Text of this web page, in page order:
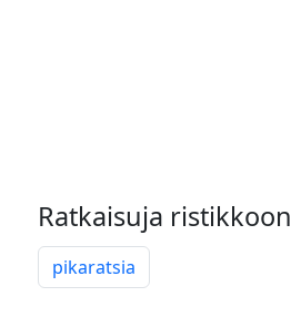
Ratkaisuja ristikkoon
pikaratsia